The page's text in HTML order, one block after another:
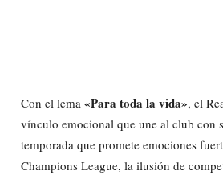
Con el lema «Para toda la vida», el
vínculo emocional que une al club con
temporada que promete emociones
Champions League, la ilusión de